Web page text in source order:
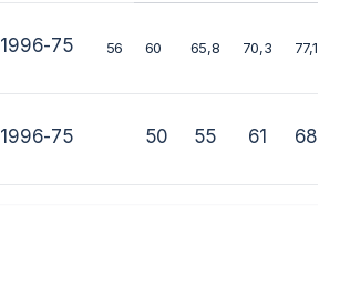
1996-75 56 60 65,8 70,3 77,1
1996-75 50 55 61 68